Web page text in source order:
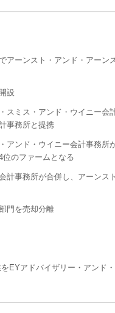
アーンスト・アンド・アーン
設
スミス・アンド・ウイニー会
事務所と提携
アンド・ウイニー会計事務所
のファームとなる
計事務所が合併し、アーンス
門を売却分離
EYアドバイザリー・アンド